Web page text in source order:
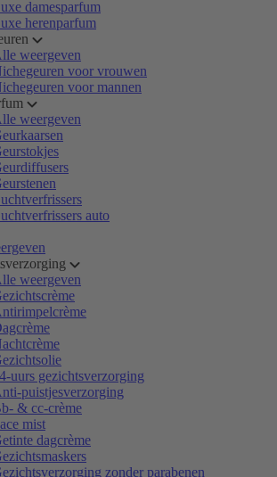
damesparfum
herenparfum
weergeven
voor vrouwen
voor mannen
weergeven
auto
weergeven
uurs gezichtsverzorging
puistjesverzorging
& cc-crème
mist
dagcrème
zonder parabenen